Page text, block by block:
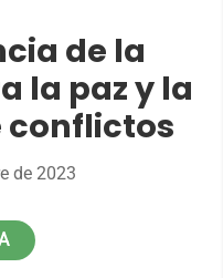
de la
la paz y la
conflictos
de 2023